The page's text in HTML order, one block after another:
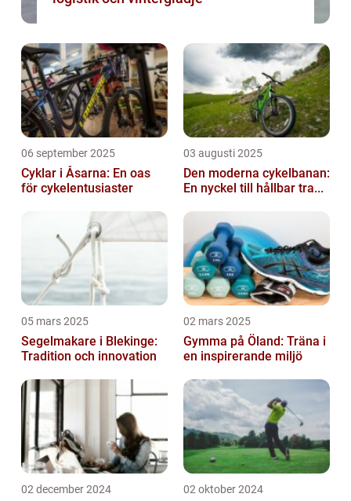
06 september 2025
Cyklar i Åsarna: En oas
för cykelentusiaster
03 augusti 2025
Den moderna cykelbanan:
En nyckel till hållbar tra...
05 mars 2025
Segelmakare i Blekinge:
Tradition och innovation
02 mars 2025
Gymma på Öland: Träna i
en inspirerande miljö
02 december 2024 02 oktober 2024